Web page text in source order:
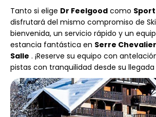
Tanto si elige Dr Feelgood como
disfrutará del mismo compromiso de
bienvenida, un servicio rápido y un
estancia fantástica en Serre
Salle . ¡Reserve su equipo con
pistas con tranquilidad desde su